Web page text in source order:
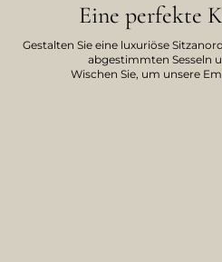
Eine perfekte
Gestalten Sie eine luxuriöse
abgestimmten Sesseln
Wischen Sie, um unsere